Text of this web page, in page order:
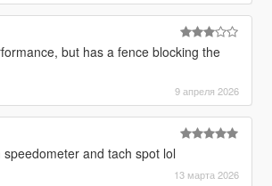
but has a fence blocking the
9 апреля 2026
and tach spot lol
13 марта 2026